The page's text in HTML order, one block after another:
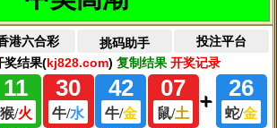
就是每天勤涂防晒产品。出门之前要提前抹好
撑一把防紫外线的遮阳伞，或者是戴上遮阳
光对面部的照射。